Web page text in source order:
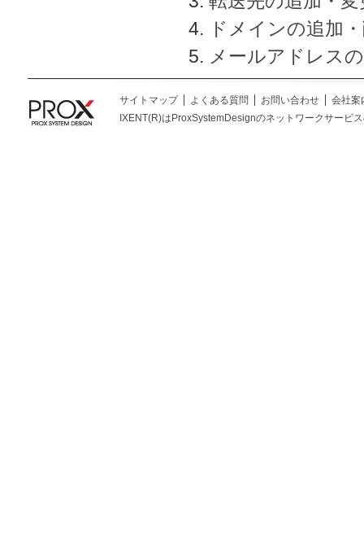
ドメインの追加
メールアドレス
サイトマップ よくある質問 お問い合わせ
会社案
IXENT(R)はProxSystemDesignのネットワークサービ